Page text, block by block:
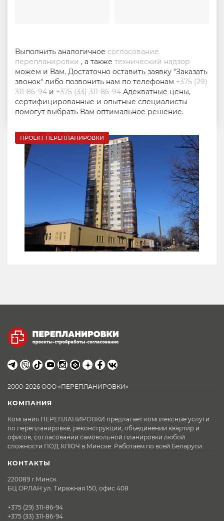
Выполнить аналогичное согласование
перепланировки , а также технический надзор
можем и Вам. Достаточно оставить заявку "Заказать
звонок" либо позвонить нам по телефонам +375 (29)
311-86-94 и +375 (33) 311-86-94 Адекватные цены,
сертифицированные и опытные специалисты
помогут выбрать Вам оптимальное решение.
ПРОЕКТ ПЕРЕПЛАНИРОВКИ
2000-2026 ООО «ПЕРЕПЛАНИРОВКИ»
КОМПАНИЯ
Компания ПЕРЕПЛАНИРОВКИ предлагает комплексные услуги
по перепланировке, реконструкции, объединении квартир и
офисов, согласовании самовольной планировки любой
сложности ПОД КЛЮЧ в Минске. Работаем по всей Беларуси.
КОНТАКТЫ
220089 г.Минск
БЦ ОРЛАН ул. Тиражная 150, офис 408
+375 (29) 311-86-94
+375 (33) 311-86-94